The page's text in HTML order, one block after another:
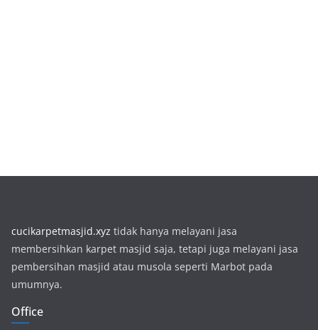
cucikarpetmasjid.xyz tidak hanya melayani jasa
membersihkan karpet masjid saja, tetapi juga melayani jasa
pembersihan masjid atau musola seperti Marbot pada
umumnya.
Office